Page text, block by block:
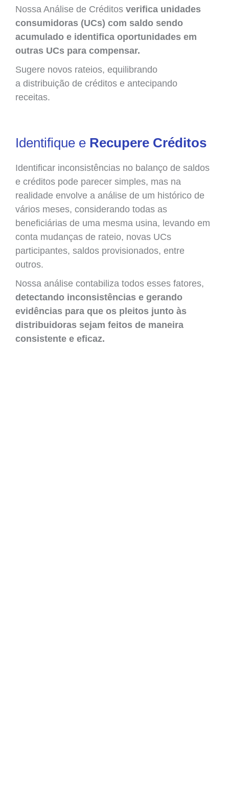
Nossa Análise de Créditos verifica unidades
consumidoras (UCs) com saldo sendo
acumulado e identifica oportunidades em
outras UCs para compensar.
Sugere novos rateios, equilibrando
a distribuição de créditos e antecipando
receitas.
Identifique e Recupere Créditos
Identificar inconsistências no balanço de saldos
e créditos pode parecer simples, mas na
realidade envolve a análise de um histórico de
vários meses, considerando todas as
beneficiárias de uma mesma usina, levando em
conta mudanças de rateio, novas UCs
participantes, saldos provisionados, entre
outros.
Nossa análise contabiliza todos esses fatores,
detectando inconsistências e gerando
evidências para que os pleitos junto às
distribuidoras sejam feitos de maneira
consistente e eficaz.